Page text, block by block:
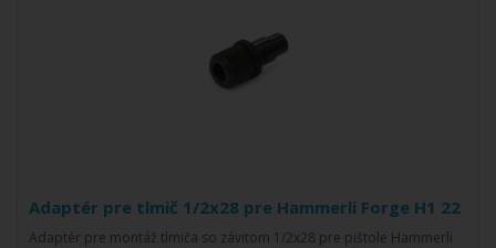
Adaptér pre tlmič 1/2x28 pre Hammerli Forge H1 22
Adaptér pre montáž tlmiča so závitom 1/2x28 pre pištole Hammerli